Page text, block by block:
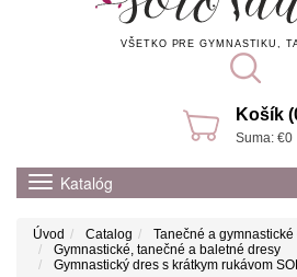
VŠETKO PRE GYMNASTIKU,
Košík
Suma: €0
Katalóg
Úvod Catalog
Tanečné a
Gymnastické, tanečné a baletné dresy
Gymnastický dres s krátkym rukávom